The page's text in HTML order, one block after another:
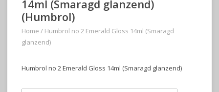
14ml (Smaragd glanzend)
(Humbrol)
Home / Humbrol no 2 Emerald Gloss 14ml (Smaragd
glanzend)
Humbrol no 2 Emerald Gloss 14ml (Smaragd glanzend)